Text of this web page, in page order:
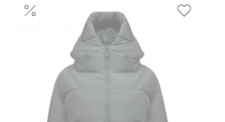
Баухауса, воспевающая
Если вещь практична — она по
считают в бренде. Изделия
и нескучные, при этом